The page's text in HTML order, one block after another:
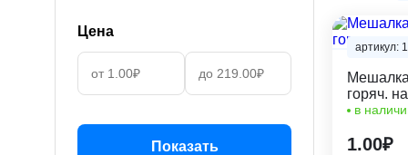
Цена
Показать
артикул:
горяч.
в
1.00₽